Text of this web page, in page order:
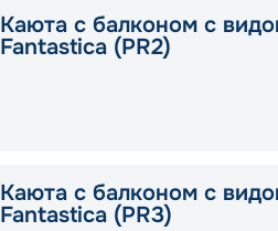
Каюта с балконом с
Fantastica (PR2)
Каюта с балконом с
Fantastica (PR3)